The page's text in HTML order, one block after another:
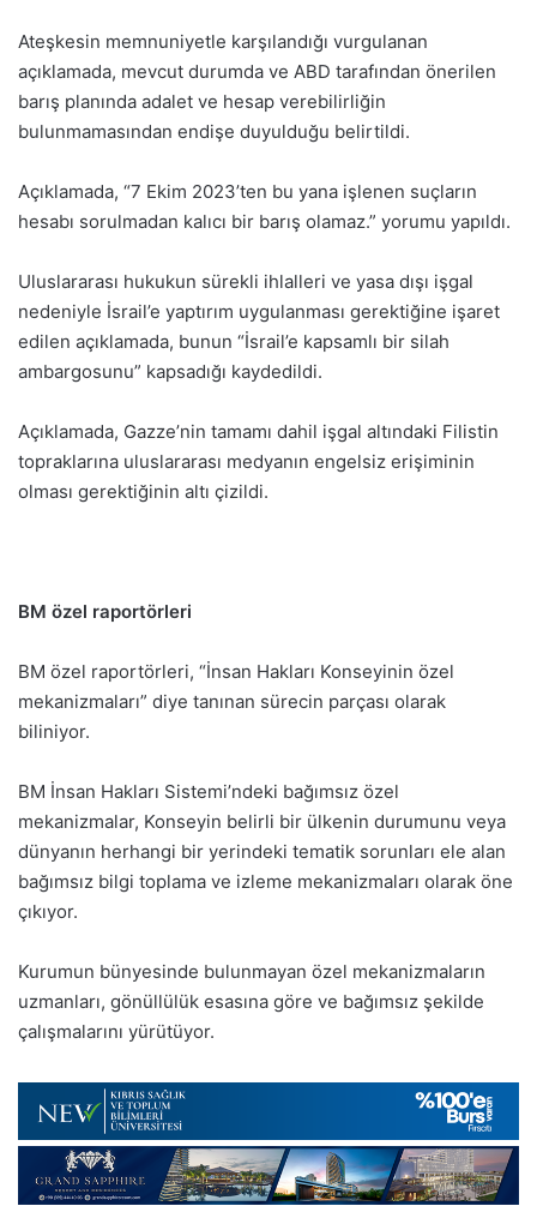
Ateşkesin memnuniyetle karşılandığı vurgulanan
açıklamada, mevcut durumda ve ABD tarafından önerilen
barış planında adalet ve hesap verebilirliğin
bulunmamasından endişe duyulduğu belirtildi.
Açıklamada, “7 Ekim 2023’ten bu yana işlenen suçların
hesabı sorulmadan kalıcı bir barış olamaz.” yorumu yapıldı.
Uluslararası hukukun sürekli ihlalleri ve yasa dışı işgal
nedeniyle İsrail’e yaptırım uygulanması gerektiğine işaret
edilen açıklamada, bunun “İsrail’e kapsamlı bir silah
ambargosunu” kapsadığı kaydedildi.
Açıklamada, Gazze’nin tamamı dahil işgal altındaki Filistin
topraklarına uluslararası medyanın engelsiz erişiminin
olması gerektiğinin altı çizildi.
BM özel raportörleri
BM özel raportörleri, “İnsan Hakları Konseyinin özel
mekanizmaları” diye tanınan sürecin parçası olarak
biliniyor.
BM İnsan Hakları Sistemi’ndeki bağımsız özel
mekanizmalar, Konseyin belirli bir ülkenin durumunu veya
dünyanın herhangi bir yerindeki tematik sorunları ele alan
bağımsız bilgi toplama ve izleme mekanizmaları olarak öne
çıkıyor.
Kurumun bünyesinde bulunmayan özel mekanizmaların
uzmanları, gönüllülük esasına göre ve bağımsız şekilde
çalışmalarını yürütüyor.